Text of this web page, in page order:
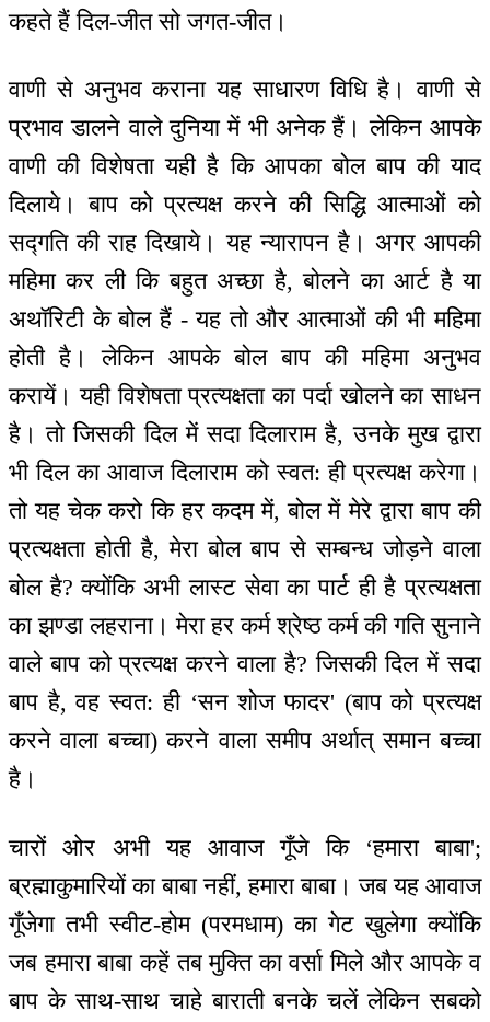
कहते हैं दिल-जीत सो जगत-जीत।
वाणी से अनुभव कराना यह साधारण विधि है। वाणी से
प्रभाव डालने वाले दुनिया में भी अनेक हैं। लेकिन आपके
वाणी की विशेषता यही है कि आपका बोल बाप की याद
दिलाये। बाप को प्रत्यक्ष करने की सिद्धि आत्माओं को
सद्गति की राह दिखाये। यह न्यारापन है। अगर आपकी
महिमा कर ली कि बहुत अच्छा है, बोलने का आर्ट है या
अथॉरिटी के बोल हैं - यह तो और आत्माओं की भी महिमा
होती है। लेकिन आपके बोल बाप की महिमा अनुभव
करायें। यही विशेषता प्रत्यक्षता का पर्दा खोलने का साधन
है। तो जिसकी दिल में सदा दिलाराम है, उनके मुख द्वारा
भी दिल का आवाज दिलाराम को स्वत: ही प्रत्यक्ष करेगा।
तो यह चेक करो कि हर कदम में, बोल में मेरे द्वारा बाप की
प्रत्यक्षता होती है, मेरा बोल बाप से सम्बन्ध जोड़ने वाला
बोल है? क्योंकि अभी लास्ट सेवा का पार्ट ही है प्रत्यक्षता
का झण्डा लहराना। मेरा हर कर्म श्रेष्ठ कर्म की गति सुनाने
वाले बाप को प्रत्यक्ष करने वाला है? जिसकी दिल में सदा
बाप है, वह स्वत: ही ‘सन शोज फादर' (बाप को प्रत्यक्ष
करने वाला बच्चा) करने वाला समीप अर्थात् समान बच्चा
है।
चारों ओर अभी यह आवाज गूँजे कि ‘हमारा बाबा';
ब्रह्माकुमारियों का बाबा नहीं, हमारा बाबा। जब यह आवाज
गूँजेगा तभी स्वीट-होम (परमधाम) का गेट खुलेगा क्योंकि
जब हमारा बाबा कहें तब मुक्ति का वर्सा मिले और आपके व
बाप के साथ-साथ चाहे बाराती बनके चलें लेकिन सबको